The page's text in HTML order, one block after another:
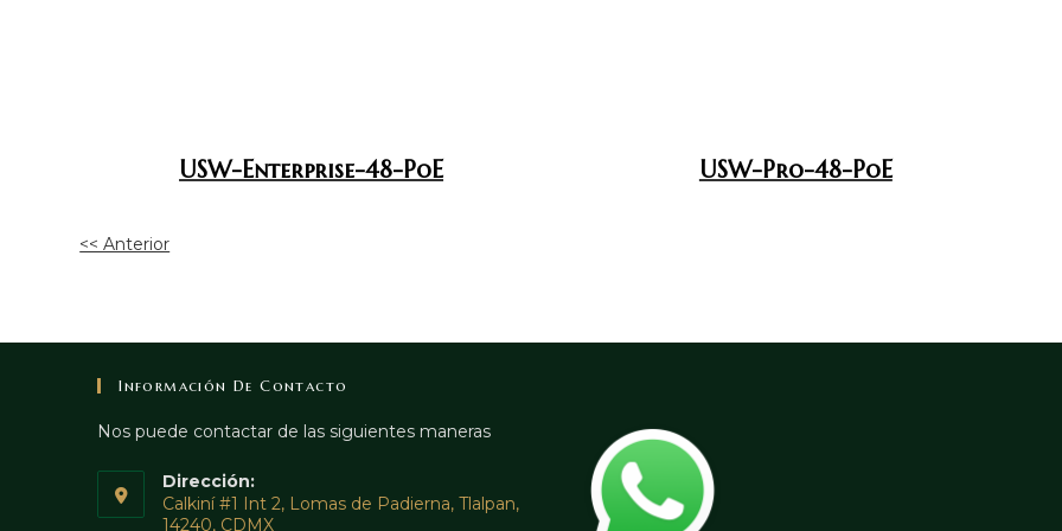
USW-Enterprise-48-PoE USW-Pro-48-PoE
<< Anterior
Información De Contacto
Nos puede contactar de las siguientes maneras
Dirección:
Calkiní #1 Int 2, Lomas de Padierna, Tlalpan,
14240, CDMX